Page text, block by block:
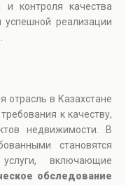
и контроля качества
успешной реализации
отрасль в Казахстане
к качеству,
недвижимости. В
становятся
включающие
обследование